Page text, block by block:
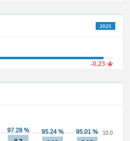
2025
-0.23
10.0